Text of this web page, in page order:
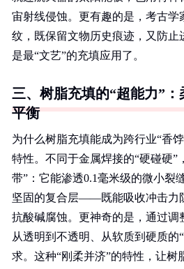
宙射线侵蚀。更有趣的是，考古学
纹，既保留文物历史痕迹，又防
是最“文艺”的充填应用了。
三、树脂充填的“超能力”
平衡
为什么树脂充填能成为跨行业“香
特性。不同于金属焊接的“硬碰硬”
带”：它能渗透0.1毫米级的微小裂
坚固的复合层——既能吸收冲击力
抗酸碱腐蚀。更神奇的是，通过调
从透明到不透明、从软质到硬质的
求。这种“刚柔并济”的特性，让树